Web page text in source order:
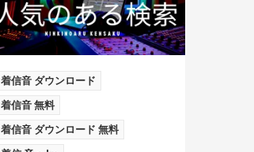
着信音 ダウンロード
着信音 無料
着信音 ダウンロード 無料